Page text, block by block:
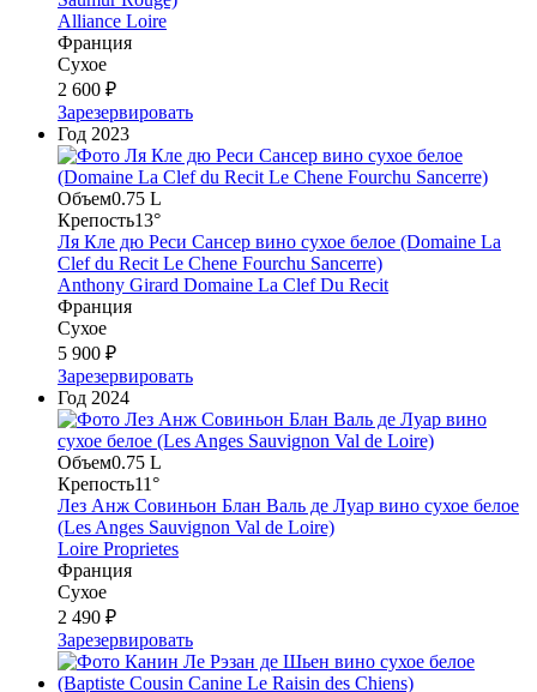
Alliance Loire
Франция
Сухое
2 600 ₽
Зарезервировать
Год 2023
Объем0.75 L
Крепость13°
Ля Кле дю Реси Сансер вино сухое белое (Domaine La
Clef du Recit Le Chene Fourchu Sancerre)
Anthony Girard Domaine La Clef Du Recit
Франция
Сухое
5 900 ₽
Зарезервировать
Год 2024
Объем0.75 L
Крепость11°
Лез Анж Совиньон Блан Валь де Луар вино сухое белое
(Les Anges Sauvignon Val de Loire)
Loire Proprietes
Франция
Сухое
2 490 ₽
Зарезервировать